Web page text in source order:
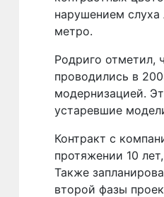
нарушением слуха
метро.
Родриго отметил,
проводились в
модернизацией.
устаревшие
Контракт с
протяжении 10
Также
второй фазы